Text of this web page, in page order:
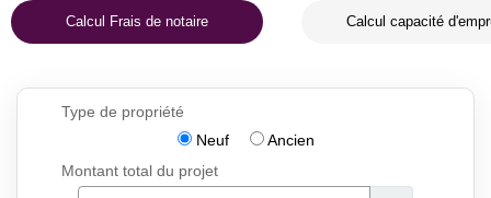
Calcul Frais de notaire Calcul capacité